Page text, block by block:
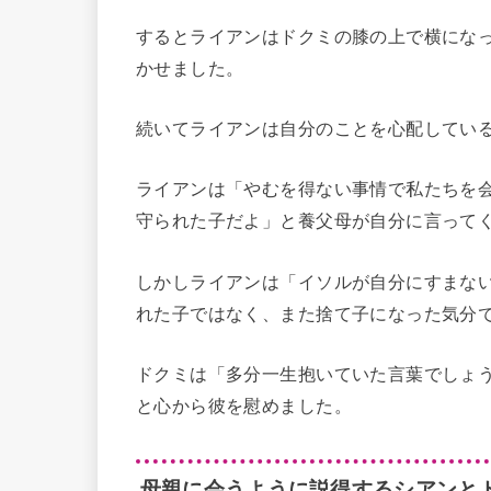
するとライアンはドクミの膝の上で横にな
かせました。
続いてライアンは自分のことを心配してい
ライアンは「やむを得ない事情で私たちを
守られた子だよ」と養父母が自分に言って
しかしライアンは「イソルが自分にすまな
れた子ではなく、また捨て子になった気分
ドクミは「多分一生抱いていた言葉でし
と心から彼を慰めました。